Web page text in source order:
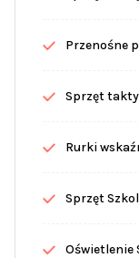
Przenośne
Sprzęt
Rurki
Sprzęt
Oświetlenie